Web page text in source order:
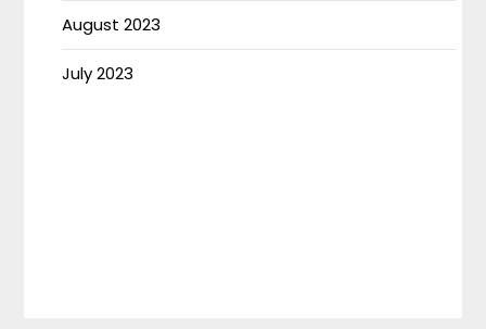
August 2023
July 2023